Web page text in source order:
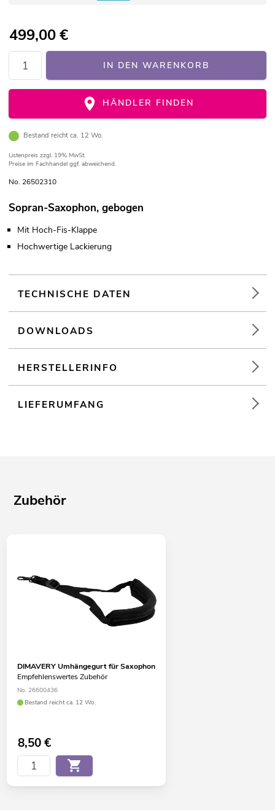
499,00€
IN DEN WARENKORB
HÄNDLER FINDEN
Bestand reicht ca. 12 Wo.
Listenpreis zzgl. 19% MwSt.
Preise im Fachhandel ggf. abweichend.
No. 26502310
Sopran-Saxophon, gebogen
Mit Hoch-Fis-Klappe
Hochwertige Lackierung
TECHNISCHE DATEN
DOWNLOADS
HERSTELLERINFO
LIEFERUMFANG
Zubehör
DIMAVERY Umhängegurt für Saxophon
Empfehlenswertes Zubehör
No. 26600436
Bestand reicht ca. 12 Wo.
8,50€